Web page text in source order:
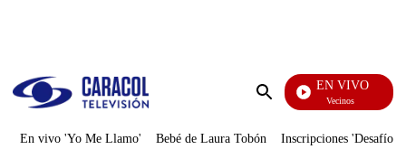
Enviar
EN VIVO
Vecinos
En vivo 'Yo Me Llamo' Bebé de Laura Tobón Inscripciones 'Desafío'